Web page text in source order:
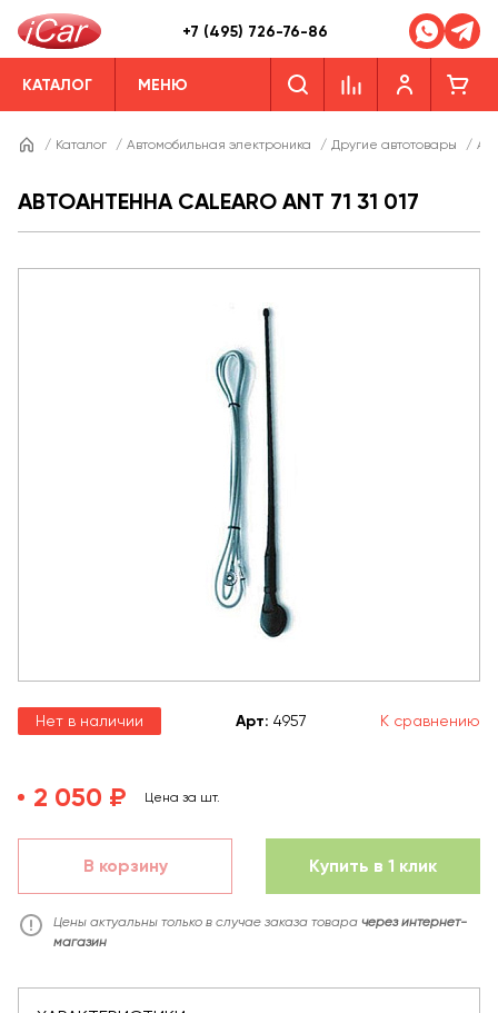
+7 (495) 726-76-86
КАТАЛОГ МЕНЮ
/ Каталог / Автомобильная электроника / Другие автотовары /
АВТОАНТЕННА CALEARO ANT 71 31 017
Нет в наличии Арт: 4957 К сравнению
2 050 ₽ Цена за шт.
В корзину Купить в 1 клик
Цены актуальны только в случае заказа товара через интернет-
магазин